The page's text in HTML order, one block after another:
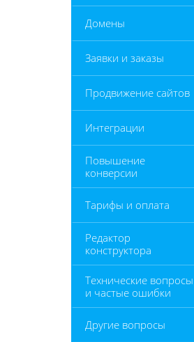
Домены
Заявки и заказы
Продвижение сайтов
Интеграции
Повышение
конверсии
Тарифы и оплата
Редактор
конструктора
Технические вопросы
и частые ошибки
Другие вопросы